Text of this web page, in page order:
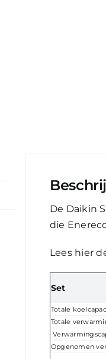
De Daikin
die
Lees hier
Set
Totale
Totale
Opgenomen